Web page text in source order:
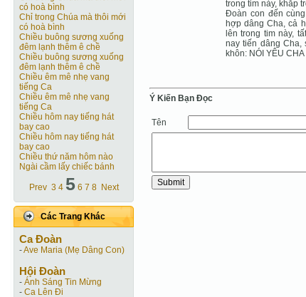
có hoà bình
Chỉ trong Chúa mà thôi mới
có hoà bình
Chiều buông sương xuống
đêm lạnh thêm ê chề
Chiều buông sương xuống
đêm lạnh thêm ê chề
Chiều êm mê nhẹ vang
tiếng Ca
Chiều êm mê nhẹ vang
tiếng Ca
Chiều hôm nay tiếng hát
bay cao
Chiều hôm nay tiếng hát
bay cao
Chiều thứ năm hôm nào
Ngài cầm lấy chiếc bánh
Prev 3 4 5 6 7 8 Next
Các Trang Khác
Ca Ðoàn
-Ave Maria (Mẹ Dâng Con)
Hội Ðoàn
- Ánh Sáng Tin Mừng
- Ca Lên Đi
trong tim này, khắp
Đoàn con đến
hợp dâng Cha, cả
lên trong tim này,
nay tiến dâng Cha,
khôn: NÓI YÊU CHA
Ý Kiến Bạn Ðọc
Tên